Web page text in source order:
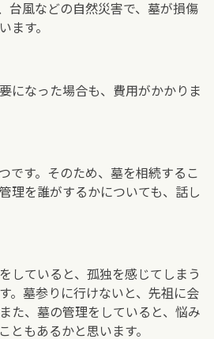
台風などの自然災害で、墓が損傷
ます。
になった場合も、費用がかかりま
です。そのため、墓を相続するこ
理を誰がするかについても、話し
していると、孤独を感じてしまう
。墓参りに行けないと、先祖に会
た、墓の管理をしていると、悩み
ともあるかと思います。